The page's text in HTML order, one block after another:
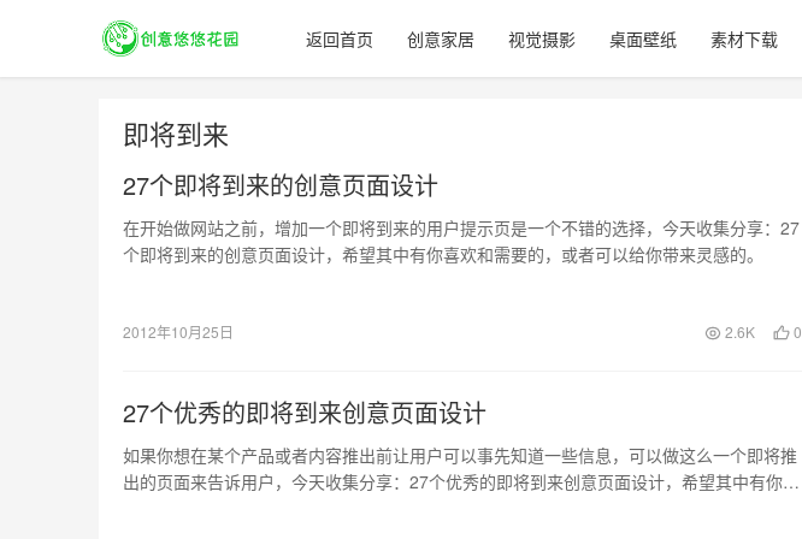
返回首页 创意家居 视觉摄影 桌面壁纸 素材下载
即将到来
27个即将到来的创意页面设计
在开始做网站之前，增加一个即将到来的用户提示页是一个不错的选择，今天收集分享：27
个即将到来的创意页面设计，希望其中有你喜欢和需要的，或者可以给你带来灵感的。
2012年10月25日 2.6K 0
27个优秀的即将到来创意页面设计
如果你想在某个产品或者内容推出前让用户可以事先知道一些信息，可以做这么一个即将推
出的页面来告诉用户，今天收集分享：27个优秀的即将到来创意页面设计，希望其中有你喜